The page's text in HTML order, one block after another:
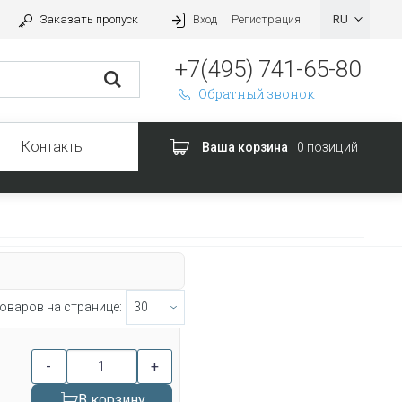
Заказать пропуск Вход Регистрация
+7(495) 741-65-80
Обратный звонок
Контакты Ваша корзина 0 позиций
на странице:
-
+